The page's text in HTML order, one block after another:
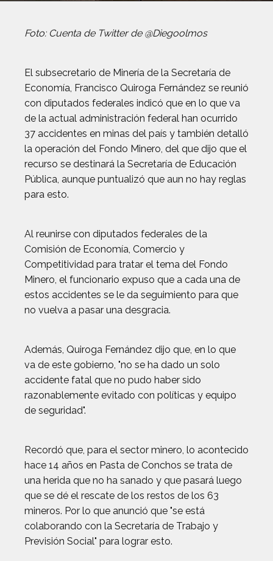
Foto: Cuenta de Twitter de @Diegoolmos
El subsecretario de Minería de la Secretaría de
Economía, Francisco Quiroga Fernández se reunió
con diputados federales indicó que en lo que va
de la actual administración federal han ocurrido
37 accidentes en minas del país y también detalló
la operación del Fondo Minero, del que dijo que el
recurso se destinará la Secretaría de Educación
Pública, aunque puntualizó que aun no hay reglas
para esto.
Al reunirse con diputados federales de la
Comisión de Economía, Comercio y
Competitividad para tratar el tema del Fondo
Minero, el funcionario expuso que a cada una de
estos accidentes se le da seguimiento para que
no vuelva a pasar una desgracia.
Además, Quiroga Fernández dijo que, en lo que
va de este gobierno, "no se ha dado un solo
accidente fatal que no pudo haber sido
razonablemente evitado con políticas y equipo
de seguridad".
Recordó que, para el sector minero, lo acontecido
hace 14 años en Pasta de Conchos se trata de
una herida que no ha sanado y que pasará luego
que se dé el rescate de los restos de los 63
mineros. Por lo que anunció que "se está
colaborando con la Secretaría de Trabajo y
Previsión Social" para lograr esto.